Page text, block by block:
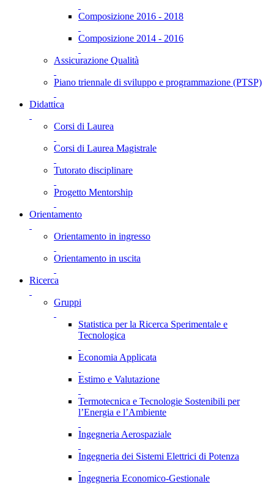
Composizione 2016 - 2018
Composizione 2014 - 2016
Assicurazione Qualità
Piano triennale di sviluppo e programmazione (PTSP)
Didattica
Corsi di Laurea
Corsi di Laurea Magistrale
Tutorato disciplinare
Progetto Mentorship
Orientamento
Orientamento in ingresso
Orientamento in uscita
Ricerca
Gruppi
Statistica per la Ricerca Sperimentale e
Tecnologica
Economia Applicata
Estimo e Valutazione
Termotecnica e Tecnologie Sostenibili per
l’Energia e l’Ambiente
Ingegneria Aerospaziale
Ingegneria dei Sistemi Elettrici di Potenza
Ingegneria Economico-Gestionale